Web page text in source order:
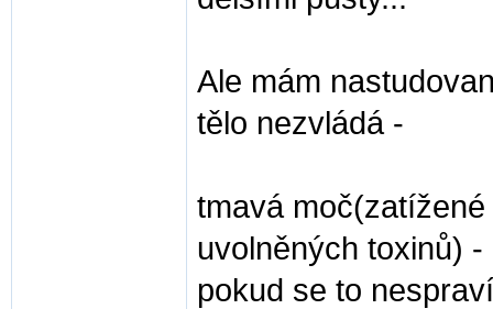
Ale mám
tělo nezvládá -
tmavá
uvolněných toxinů)
pokud se to